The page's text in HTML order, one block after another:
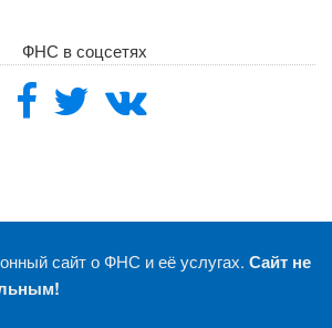
ФНС в соцсетях
сайт о ФНС и её услугах. Сайт не